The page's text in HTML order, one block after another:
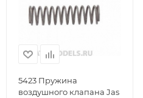
5423 Пружина
воздушного клапана Jas